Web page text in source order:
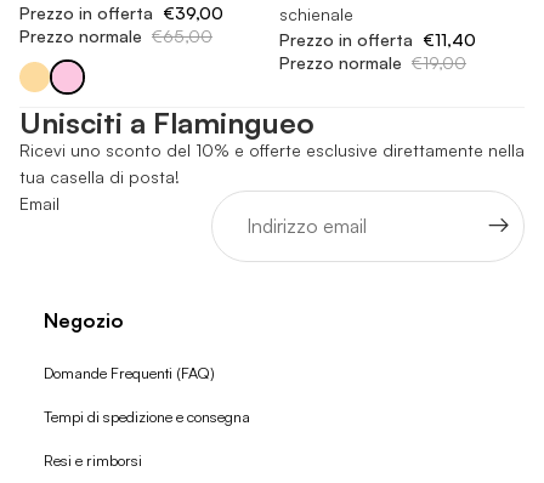
Prezzo in offerta €39,00
Prezzo normale €65,00
schienale
Prezzo in offerta €11,40
Prezzo normale €19,00
Unisciti a Flamingueo
Ricevi uno sconto del 10% e offerte esclusive direttamente nella
tua casella di posta!
Email
Negozio
Domande Frequenti (FAQ)
Tempi di spedizione e consegna
Resi e rimborsi